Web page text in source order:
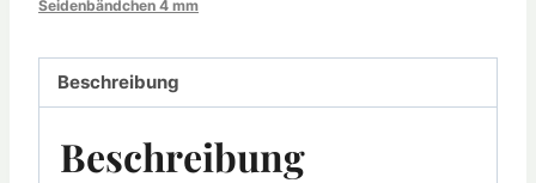
Seidenbändchen 4 mm
Beschreibung
Beschreibung